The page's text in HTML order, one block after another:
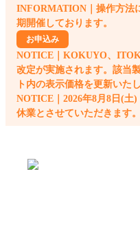
他のサイトで見つけた商品ページのURLを
INFORMATION｜操作方法
期開催しております。
お申込み
NOTICE｜KOKUYO、
改定が実施されます。該当
ト内の表示価格を更新いた
NOTICE｜2026年8月8日(土
休業とさせていただきます。